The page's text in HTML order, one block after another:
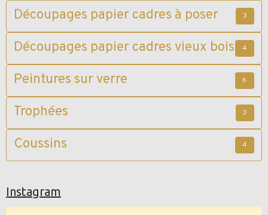
Découpages papier cadres à poser 3
Découpages papier cadres vieux bois 4
Peintures sur verre 6
Trophées 3
Coussins 4
Instagram